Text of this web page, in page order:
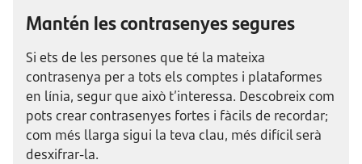
Mantén les contrasenyes segures
Si ets de les persones que té la mateixa
contrasenya per a tots els comptes i plataformes
en línia, segur que això t’interessa. Descobreix com
pots crear contrasenyes fortes i fàcils de recordar;
com més llarga sigui la teva clau, més difícil serà
desxifrar-la.